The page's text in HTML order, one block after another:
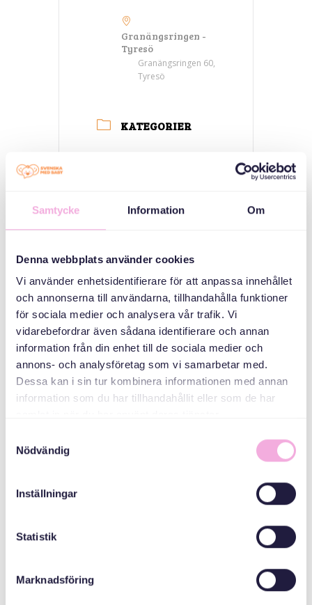
Samtycke Information Om
Denna webbplats använder cookies
Vi använder enhetsidentifierare för att anpassa innehållet
och annonserna till användarna, tillhandahålla funktioner
för sociala medier och analysera vår trafik. Vi
vidarebefordrar även sådana identifierare och annan
information från din enhet till de sociala medier och
annons- och analysföretag som vi samarbetar med.
Dessa kan i sin tur kombinera informationen med annan
information som du har tillhandahållit eller som de har
Nödvändig
Inställningar
Statistik
Marknadsföring
Granängsringen -
Tyresö
Granängsringen 60,
Tyresö
KATEGORIER
ARRANGÖR
E-post
bokningen@svenskamedbaby.se